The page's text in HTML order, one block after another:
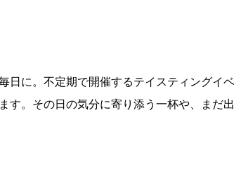
日に。不定期で開催するテイスティングイ
す。その日の気分に寄り添う一杯や、まだ